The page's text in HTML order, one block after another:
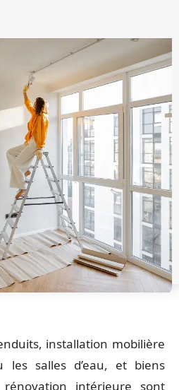
installation mobilière
les salles d’eau, et biens
rénovation intérieure sont